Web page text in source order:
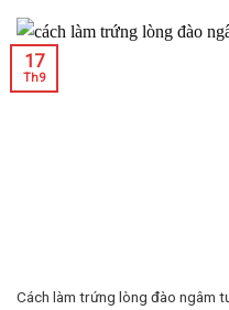
Cách làm trứng lòng đào ngâm
17
Th9